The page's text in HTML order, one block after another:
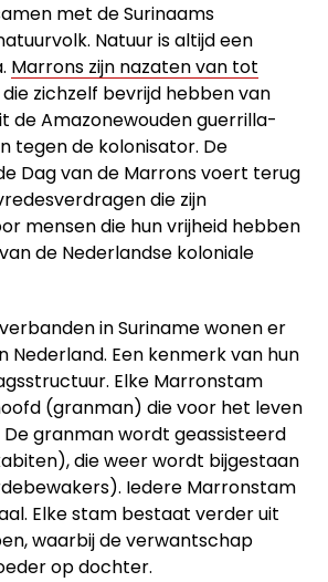
met de Surinaams
Natuur is altijd een
Marrons zijn nazaten van tot
die zichzelf bevrijd hebben van
de Amazonewouden guerrilla-
tegen de kolonisator. De
Dag van de Marrons voert terug
die zijn
mensen die hun vrijheid hebben
de Nederlandse koloniale
in Suriname wonen er
Nederland. Een kenmerk van hun
Elke Marronstam
(granman) die voor het leven
granman wordt geassisteerd
die weer wordt bijgestaan
Iedere Marronstam
Elke stam bestaat verder uit
waarbij de verwantschap
op dochter.